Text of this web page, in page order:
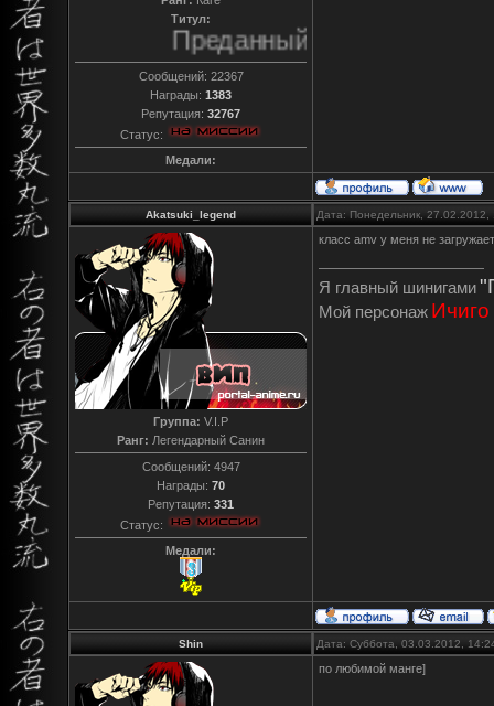
Титул:
Преданный
Сообщений: 22367
Награды: 1383
Репутация: 32767
Статус:
Медали:
Akatsuki_legend Дата: Понедельник,
Группа: V.I.P
Ранг: Легендарный Санин
Сообщений: 4947
Награды: 70
Репутация: 331
Статус:
Медали:
класс amv у меня не загружает
Я главный шинигами
Мой персонаж
Shin Дата: Суббота, 03.03.2012,
по любимой манге]